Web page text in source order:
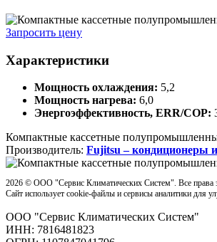
Запросить цену
Характеристики
Мощность охлаждения: 5,2
Мощность нагрева: 6,0
Энергоэффективность, ERR/COP:
Компактные кассетные
Производитель: Fujitsu – кондиционеры
2026 © OOO "Сервис Климатических Систем". Все
Сайт использует cookie-файлы и сервисы аналитики для
OOO "Сервис Климатических Систем"
ИНН: 7816481823